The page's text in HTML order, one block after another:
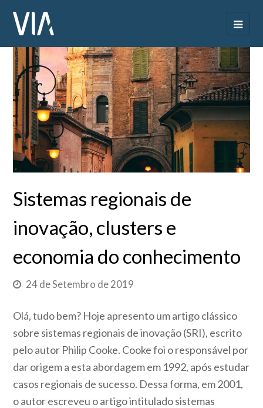
Sistemas regionais de
inovação, clusters e
economia do conhecimento
24 de Setembro de 2019
Olá, tudo bem? Hoje apresento um artigo clássico
sobre sistemas regionais de inovação (SRI), escrito
pelo autor Philip Cooke. Cooke foi o responsável por
dar origem a esta abordagem em 1992, após estudar
casos regionais de sucesso. Dessa forma, em 2001,
o autor escreveu o artigo intitulado sistemas